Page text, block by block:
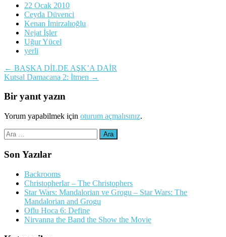
22 Ocak 2010
Ceyda Düvenci
Kenan İmirzalıoğlu
Nejat İşler
Uğur Yücel
yerli
Yazı
dolaşımı
← BAŞKA DİLDE AŞK’A DAİR
Kutsal Damacana 2: İtmen →
Bir yanıt yazın
Yorum yapabilmek için oturum açmalısınız.
Arama:
Son Yazılar
Backrooms
Christopherlar – The Christophers
Star Wars: Mandalorian ve Grogu – Star Wars: The
Mandalorian and Grogu
Oflu Hoca 6: Define
Nirvanna the Band the Show the Movie